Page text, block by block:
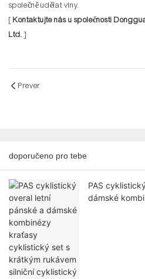
společně udělat vlny.
[ Kontaktujte nás u společnosti
Ltd. ]
Prever
doporučeno pro tebe
PAS
dámské